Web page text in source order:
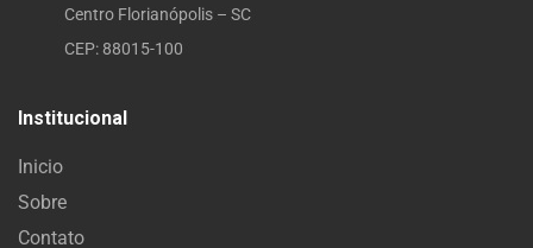
Centro Florianópolis – SC
CEP: 88015-100
Institucional
Inicio
Sobre
Contato